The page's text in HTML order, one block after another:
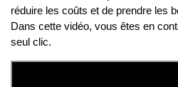
réduire les coûts et de prendre les
Dans cette vidéo, vous êtes en
seul clic.